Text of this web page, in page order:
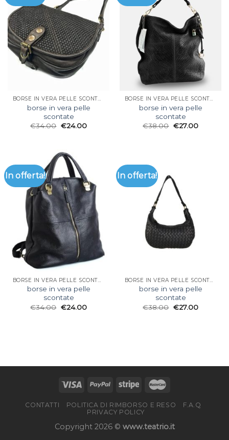
BORSE IN VERA PELLE SCONTATE
borse in vera pelle
scontate
€34.00 €24.00
BORSE IN VERA PELLE SCONTATE
borse in vera pelle
scontate
€38.00 €27.00
In offerta!
BORSE IN VERA PELLE SCONTATE
borse in vera pelle
scontate
€34.00 €24.00
In offerta!
BORSE IN VERA PELLE SCONTATE
borse in vera pelle
scontate
€38.00 €27.00
CONTATTI POLITICA DI RIMBORSO E RESO
F.A.Q
PRIVACY POLICY
Copyright 2026 © www.teatrio.it